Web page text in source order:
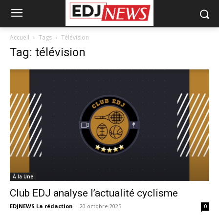
Accueil Tags Télévision
Tag: télévision
À la Une
Club EDJ analyse l’actualité cyclisme
EDJNEWS La rédaction - 20 octobre 2025 0